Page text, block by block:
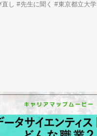
直し 先生に聞く 東京都立大学